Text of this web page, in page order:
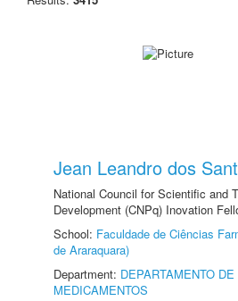
Jean Leandro dos
National Council for Scientific and
Development (CNPq) Inovation
School: Faculdade de Ciências
de Araraquara)
Department: DEPARTAMENTO
MEDICAMENTOS